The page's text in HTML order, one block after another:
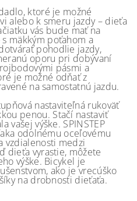
ktoré je možné
alebo k smeru jazdy – dieťa
vás bude mať na
mäkkým poťahom a
pohodlie jazdy,
oporu pri dobývaní
pásmi a
je možné odňať z
na samostatnú jazdu.
nastaviteľná rukoväť
penou. Stačí nastaviť
vašej výške. SPINSTEP
odolnému oceľovému
vzdialenosti medzi
dieťa vyrastie, môžete
výške. Bicykel je
ako je vrecúško
na drobnosti dieťaťa.